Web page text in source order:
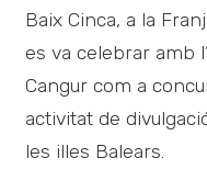
Baix Cinca, a la
es va celebrar amb
Cangur com a
activitat de
les illes Balears.